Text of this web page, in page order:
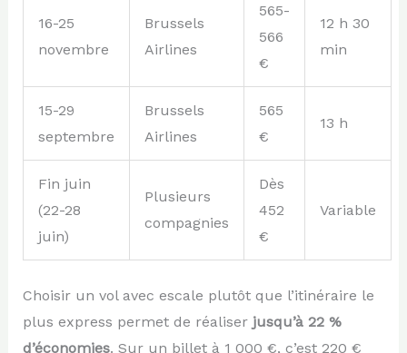
16-25
novembre
Brussels
Airlines
565-
566
€
12 h 30
min
15-29
septembre
Brussels
Airlines
565
€
13 h
Fin juin
(22-28
juin)
Plusieurs
compagnies
Dès
452
€
Variable
Choisir un vol avec escale plutôt que l’itinéraire le
plus express permet de réaliser jusqu’à 22 %
d’économies. Sur un billet à 1 000 €, c’est 220 €